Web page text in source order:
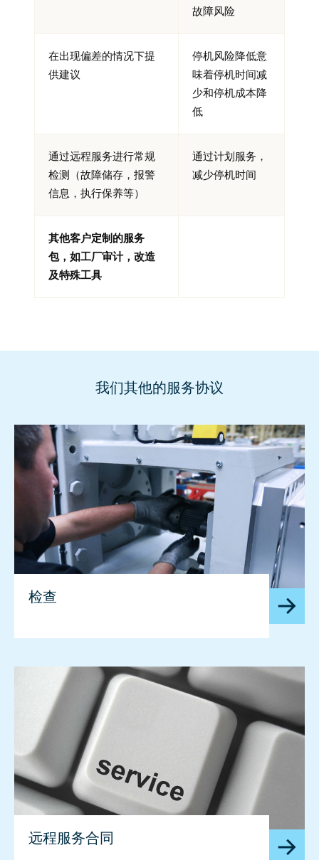
故障风险
在出现偏差的情况下提
供建议
停机风险降低意
味着停机时间减
少和停机成本降
低
通过远程服务进行常规
检测（故障储存，报警
信息，执行保养等）
通过计划服务，
减少停机时间
其他客户定制的服务
包，如工厂审计，改造
及特殊工具
我们其他的服务协议
检查
远程服务合同